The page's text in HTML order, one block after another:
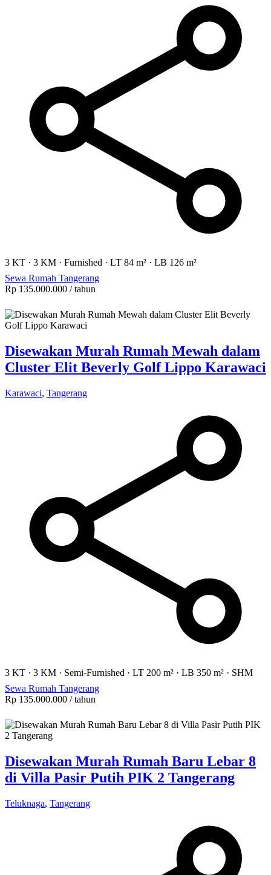
3 KT · 3 KM · Furnished · LT 84 m² · LB 126 m²
Sewa Rumah Tangerang
Rp 135.000.000 / tahun
Disewakan Murah Rumah Mewah dalam
Cluster Elit Beverly Golf Lippo Karawaci
Karawaci, Tangerang
3 KT · 3 KM · Semi-Furnished · LT 200 m² · LB 350 m² · SHM
Sewa Rumah Tangerang
Rp 135.000.000 / tahun
Disewakan Murah Rumah Baru Lebar 8
di Villa Pasir Putih PIK 2 Tangerang
Teluknaga, Tangerang